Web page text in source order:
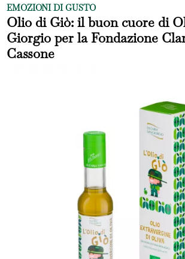
EMOZIONI DI GUSTO
Olio di Giò: il buon cuore di
Giorgio per la Fondazione
Cassone